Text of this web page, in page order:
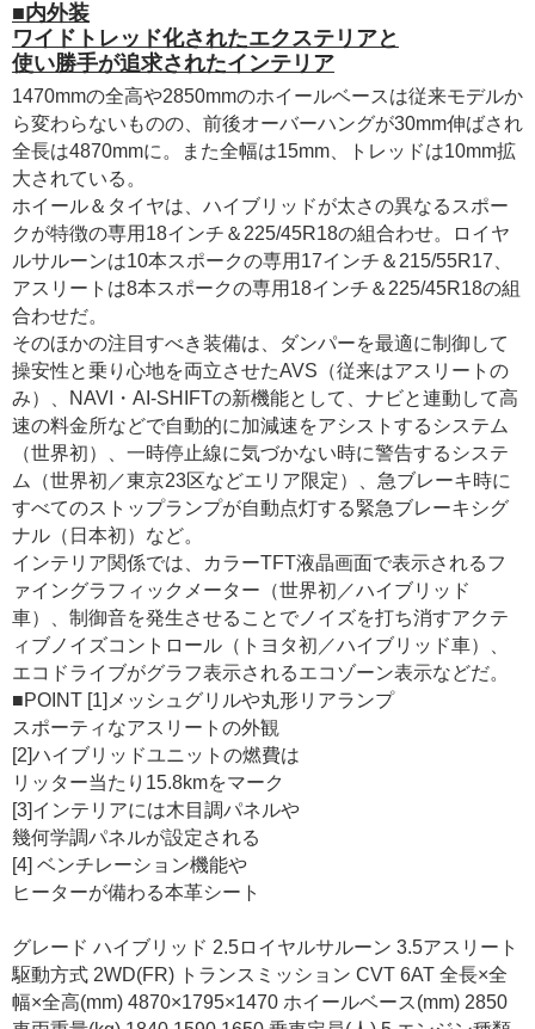
■内外装
ワイドトレッド化されたエクステリアと
使い勝手が追求されたインテリア
1470mmの全高や2850mmのホイールベースは従来モデルか
ら変わらないものの、前後オーバーハングが30mm伸ばされ
全長は4870mmに。また全幅は15mm、トレッドは10mm拡
大されている。
ホイール＆タイヤは、ハイブリッドが太さの異なるスポー
クが特徴の専用18インチ＆225/45R18の組合わせ。ロイヤ
ルサルーンは10本スポークの専用17インチ＆215/55R17、
アスリートは8本スポークの専用18インチ＆225/45R18の組
合わせだ。
そのほかの注目すべき装備は、ダンパーを最適に制御して
操安性と乗り心地を両立させたAVS（従来はアスリートの
み）、NAVI・AI-SHIFTの新機能として、ナビと連動して高
速の料金所などで自動的に加減速をアシストするシステム
（世界初）、一時停止線に気づかない時に警告するシステ
ム（世界初／東京23区などエリア限定）、急ブレーキ時に
すべてのストップランプが自動点灯する緊急ブレーキシグ
ナル（日本初）など。
インテリア関係では、カラーTFT液晶画面で表示されるフ
ァイングラフィックメーター（世界初／ハイブリッド
車）、制御音を発生させることでノイズを打ち消すアクテ
ィブノイズコントロール（トヨタ初／ハイブリッド車）、
エコドライブがグラフ表示されるエコゾーン表示などだ。
■POINT [1]メッシュグリルや丸形リアランプ
スポーティなアスリートの外観
[2]ハイブリッドユニットの燃費は
リッター当たり15.8kmをマーク
[3]インテリアには木目調パネルや
幾何学調パネルが設定される
[4] ベンチレーション機能や
ヒーターが備わる本革シート
グレード ハイブリッド 2.5ロイヤルサルーン 3.5アスリート
駆動方式 2WD(FR) トランスミッション CVT 6AT 全長×全
幅×全高(mm) 4870×1795×1470 ホイールベース(mm) 2850